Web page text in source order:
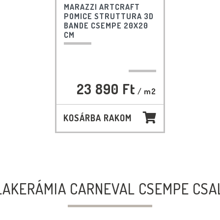
MARAZZI ARTCRAFT
POMICE STRUTTURA 3D
BANDE CSEMPE 20X20
CM
23 890 Ft / m2
KOSÁRBA RAKOM
CARNEVAL CSEMPE